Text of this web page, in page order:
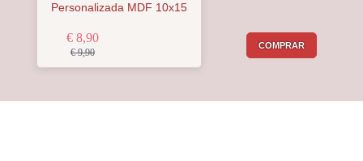
Personalizada MDF 10x15
€ 8,90
€ 9,90
COMPRAR